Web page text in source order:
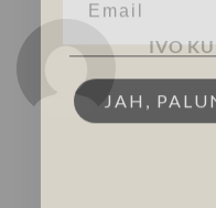
IVO